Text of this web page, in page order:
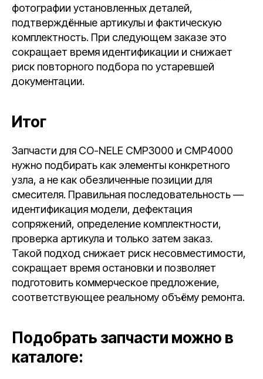
фотографии установленных деталей,
подтверждённые артикулы и фактическую
комплектность. При следующем заказе это
сокращает время идентификации и снижает
риск повторного подбора по устаревшей
документации.
Итог
Запчасти для CO-NELE CMP3000 и CMP4000
нужно подбирать как элементы конкретного
узла, а не как обезличенные позиции для
смесителя. Правильная последовательность —
идентификация модели, дефектация
сопряжений, определение комплектности,
проверка артикула и только затем заказ.
Такой подход снижает риск несовместимости,
сокращает время остановки и позволяет
подготовить коммерческое предложение,
соответствующее реальному объёму ремонта.
Подобрать запчасти можно в
каталоге: